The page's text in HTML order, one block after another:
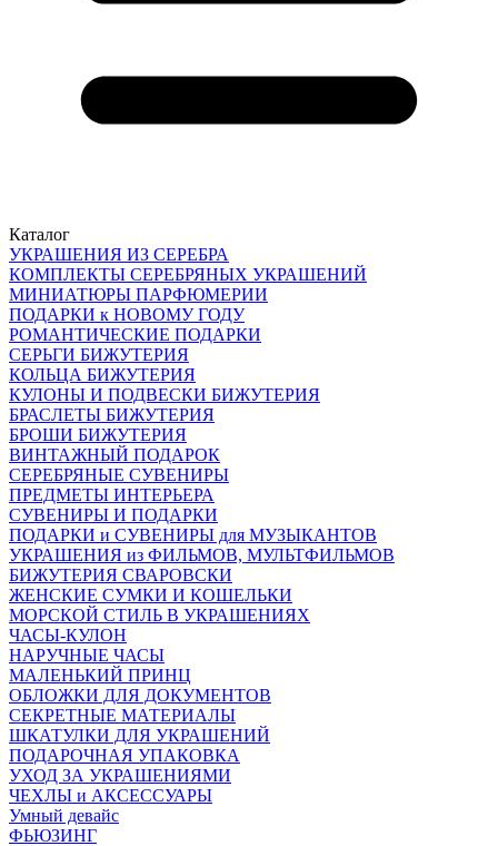
Каталог
УКРАШЕНИЯ ИЗ СЕРЕБРА
КОМПЛЕКТЫ СЕРЕБРЯНЫХ УКРАШЕНИЙ
МИНИАТЮРЫ ПАРФЮМЕРИИ
ПОДАРКИ к НОВОМУ ГОДУ
РОМАНТИЧЕСКИЕ ПОДАРКИ
СЕРЬГИ БИЖУТЕРИЯ
КОЛЬЦА БИЖУТЕРИЯ
КУЛОНЫ И ПОДВЕСКИ БИЖУТЕРИЯ
БРАСЛЕТЫ БИЖУТЕРИЯ
БРОШИ БИЖУТЕРИЯ
ВИНТАЖНЫЙ ПОДАРОК
СЕРЕБРЯНЫЕ СУВЕНИРЫ
ПРЕДМЕТЫ ИНТЕРЬЕРА
СУВЕНИРЫ И ПОДАРКИ
ПОДАРКИ и СУВЕНИРЫ для МУЗЫКАНТОВ
УКРАШЕНИЯ из ФИЛЬМОВ, МУЛЬТФИЛЬМОВ
БИЖУТЕРИЯ СВАРОВСКИ
ЖЕНСКИЕ СУМКИ И КОШЕЛЬКИ
МОРСКОЙ СТИЛЬ В УКРАШЕНИЯХ
ЧАСЫ-КУЛОН
НАРУЧНЫЕ ЧАСЫ
МАЛЕНЬКИЙ ПРИНЦ
ОБЛОЖКИ ДЛЯ ДОКУМЕНТОВ
СЕКРЕТНЫЕ МАТЕРИАЛЫ
ШКАТУЛКИ ДЛЯ УКРАШЕНИЙ
ПОДАРОЧНАЯ УПАКОВКА
УХОД ЗА УКРАШЕНИЯМИ
ЧEХЛЫ и АКСЕССУАРЫ
Умный девайс
ФЬЮЗИНГ